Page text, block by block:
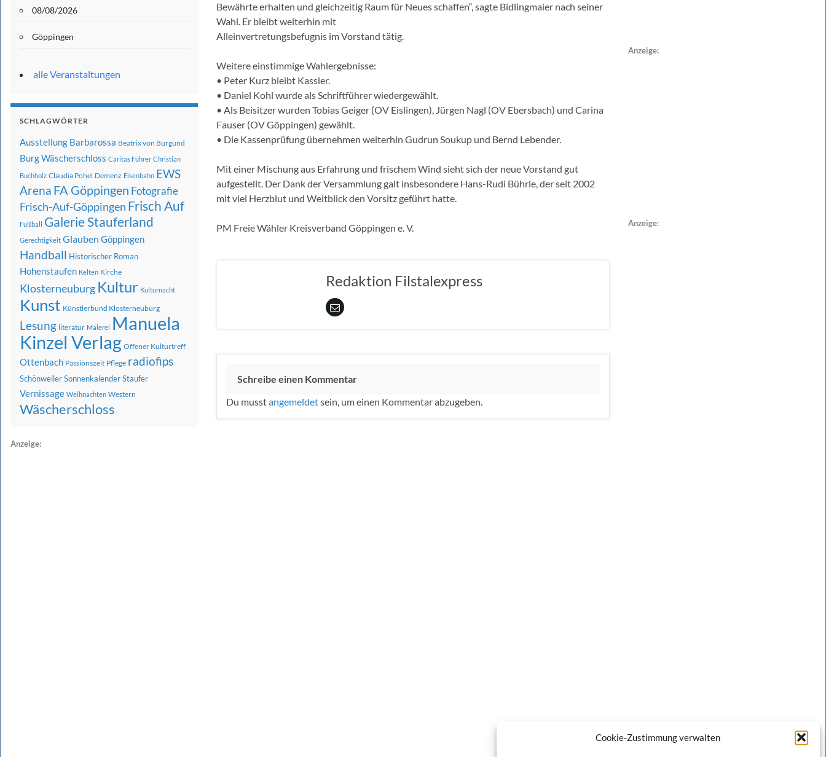
Cookie-Zustimmung verwalten
Bewährte erhalten und gleichzeitig Raum für Neues schaffen“, sagte Bidlingmaier nach seiner
Wahl. Er bleibt weiterhin mit
Alleinvertretungsbefugnis im Vorstand tätig.
Weitere einstimmige Wahlergebnisse:
• Peter Kurz bleibt Kassier.
• Daniel Kohl wurde als Schriftführer wiedergewählt.
• Als Beisitzer wurden Tobias Geiger (OV Eislingen), Jürgen Nagl (OV Ebersbach) und Carina
Fauser (OV Göppingen) gewählt.
• Die Kassenprüfung übernehmen weiterhin Gudrun Soukup und Bernd Lebender.
Mit einer Mischung aus Erfahrung und frischem Wind sieht sich der neue Vorstand gut
aufgestellt. Der Dank der Versammlung galt insbesondere Hans-Rudi Bührle, der seit 2002
mit viel Herzblut und Weitblick den Vorsitz geführt hatte.
PM Freie Wähler Kreisverband Göppingen e. V.
Redaktion Filstalexpress
Schreibe einen Kommentar
Du musstangemeldetsein, um einen Kommentar abzugeben.
08/08/2026
Göppingen
alle Veranstaltungen
SCHLAGWÖRTER
Ausstellung Barbarossa Beatrix von Burgund
Burg Wäscherschloss Caritas Führer Christian
Buchholz Claudia Pohel Demenz Eisenbahn EWS
Arena FA Göppingen Fotografie
Frisch-Auf-Göppingen Frisch Auf
Fußball Galerie Stauferland
Gerechtigkeit Glauben Göppingen
Handball Historischer Roman
Hohenstaufen Kelten Kirche
Klosterneuburg Kultur Kulturnacht
Kunst Künstlerbund Klosterneuburg
Lesung literatur Malerei Manuela
Kinzel Verlag Offener Kulturtreff
Ottenbach Passionszeit Pflege radiofips
SchönweilerSonnenkalenderStaufer
Vernissage Weihnachten Western
Wäscherschloss
Anzeige:
Anzeige:
Anzeige: